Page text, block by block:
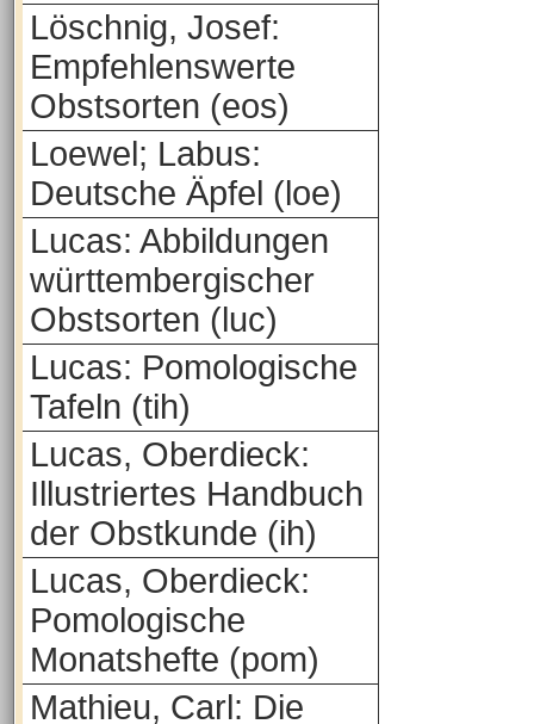
Löschnig, Josef:
Empfehlenswerte
Obstsorten (eos)
Loewel; Labus:
Deutsche Äpfel (loe)
Lucas: Abbildungen
württembergischer
Obstsorten (luc)
Lucas: Pomologische
Tafeln (tih)
Lucas, Oberdieck:
Illustriertes Handbuch
der Obstkunde (ih)
Lucas, Oberdieck:
Pomologische
Monatshefte (pom)
Mathieu, Carl: Die